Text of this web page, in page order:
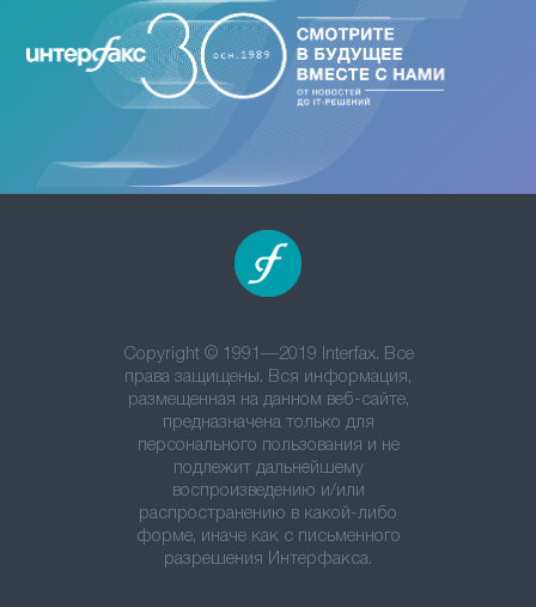
Copyright © 1991—2019 Interfax. Все
права защищены. Вся информация,
размещенная на данном веб-сайте,
предназначена только для
персонального пользования и не
подлежит дальнейшему
воспроизведению и/или
распространению в какой-либо
форме, иначе как с письменного
разрешения Интерфакса.